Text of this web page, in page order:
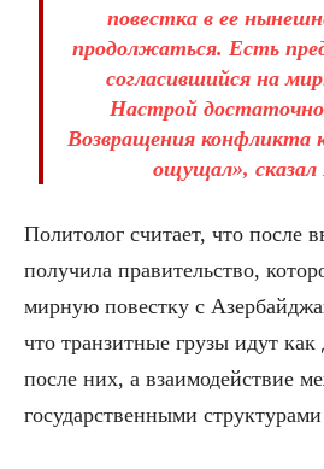
повестка в ее
продолжаться. Есть
согласившийся на
Настрой
Возвращения конфликта
ощущал», сказал
Политолог считает, что после
получила правительство,
мирную повестку с
что транзитные грузы идут
после них, а взаимодействие
государственными структурами